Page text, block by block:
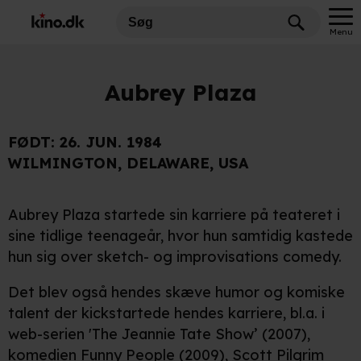
Menu
Aubrey Plaza
FØDT: 26. JUN. 1984
WILMINGTON, DELAWARE, USA
Aubrey Plaza startede sin karriere på teateret i
sine tidlige teenageår, hvor hun samtidig kastede
hun sig over sketch- og improvisations comedy.
Det blev også hendes skæve humor og komiske
talent der kickstartede hendes karriere, bl.a. i
web-serien 'The Jeannie Tate Show’ (2007),
komedien Funny People (2009), Scott Pilgrim